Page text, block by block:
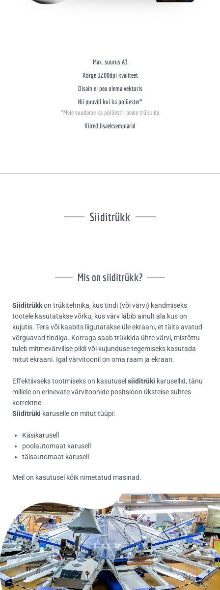
Max. suurus A3
Kõrge 1200dpi kvaliteet
Disain ei pea olema vektoris
Nii puuvill kui ka polüester*
*Meie suudame ka polüestri peale trükkida
Kiired lisaeksemplarid
Siiditrükk
Mis on siiditrükk?
Siiditrükkon trükitehnika, kus tindi (või värvi) kandmiseks
tootele kasutatakse võrku, kus värv läbib ainult ala kus on
kujutis. Tera või kaabits liigutatakse üle ekraani, et täita avatud
võrguavad tindiga. Korraga saab trükkida ühte värvi, mistõttu
tuleb mitmevärvilise pildi või kujunduse tegemiseks kasutada
mitut ekraani. Igal värvitoonil on oma raam ja ekraan.
Effektiivseks tootmiseks on kasutusel siiditrüki karusellid, tänu
millele on erinevate värvitoonide positsioon üksteise suhtes
korrektne.
Siiditrüki karuselle on mitut tüüpi:
Käsikarusell
poolautomaat karusell
täisautomaat karusell
Meil on kasutusel kõik nimetatud masinad.